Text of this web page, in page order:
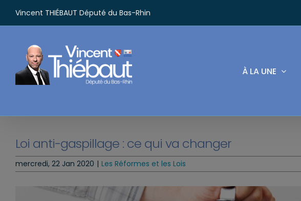
contenu
Vincent THIÉBAUT Député du Bas-Rhin
À LA UNE
Loi anti-gaspillage : ce qui va changer
mercredi, 22 Jan 2020 | Les Réformes et les Lois